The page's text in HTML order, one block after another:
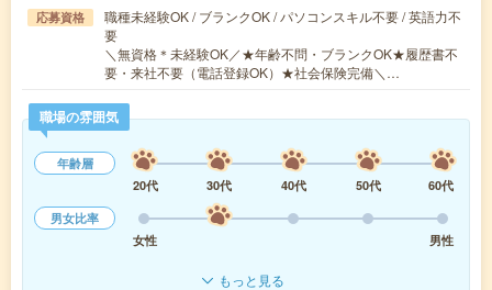
応募資格
職種未経験OK / ブランクOK / パソコンスキル不要 / 英語力不
要
＼無資格＊未経験OK／★年齢不問・ブランクOK★履歴書不
要・来社不要（電話登録OK）★社会保険完備＼…
職場の雰囲気
年齢層
20代
30代 40代 50代
60代
男女比率
女性
男性
もっと見る